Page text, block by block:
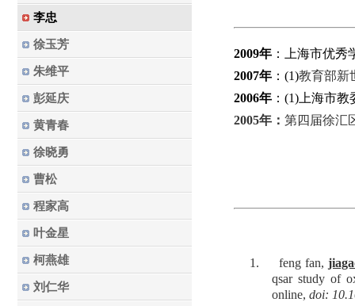
李忠
徐玉芳
朱维平
彭延庆
黄青春
徐晓勇
曹松
程家高
叶金星
柯燕雄
刘仁华
2009年 ：上海市优秀
2007年 ： (1)教育部新
2006年 ： (1) 上海市教
2005年： 第四届徐汇
1. feng fan,
qsar study of
online, doi: